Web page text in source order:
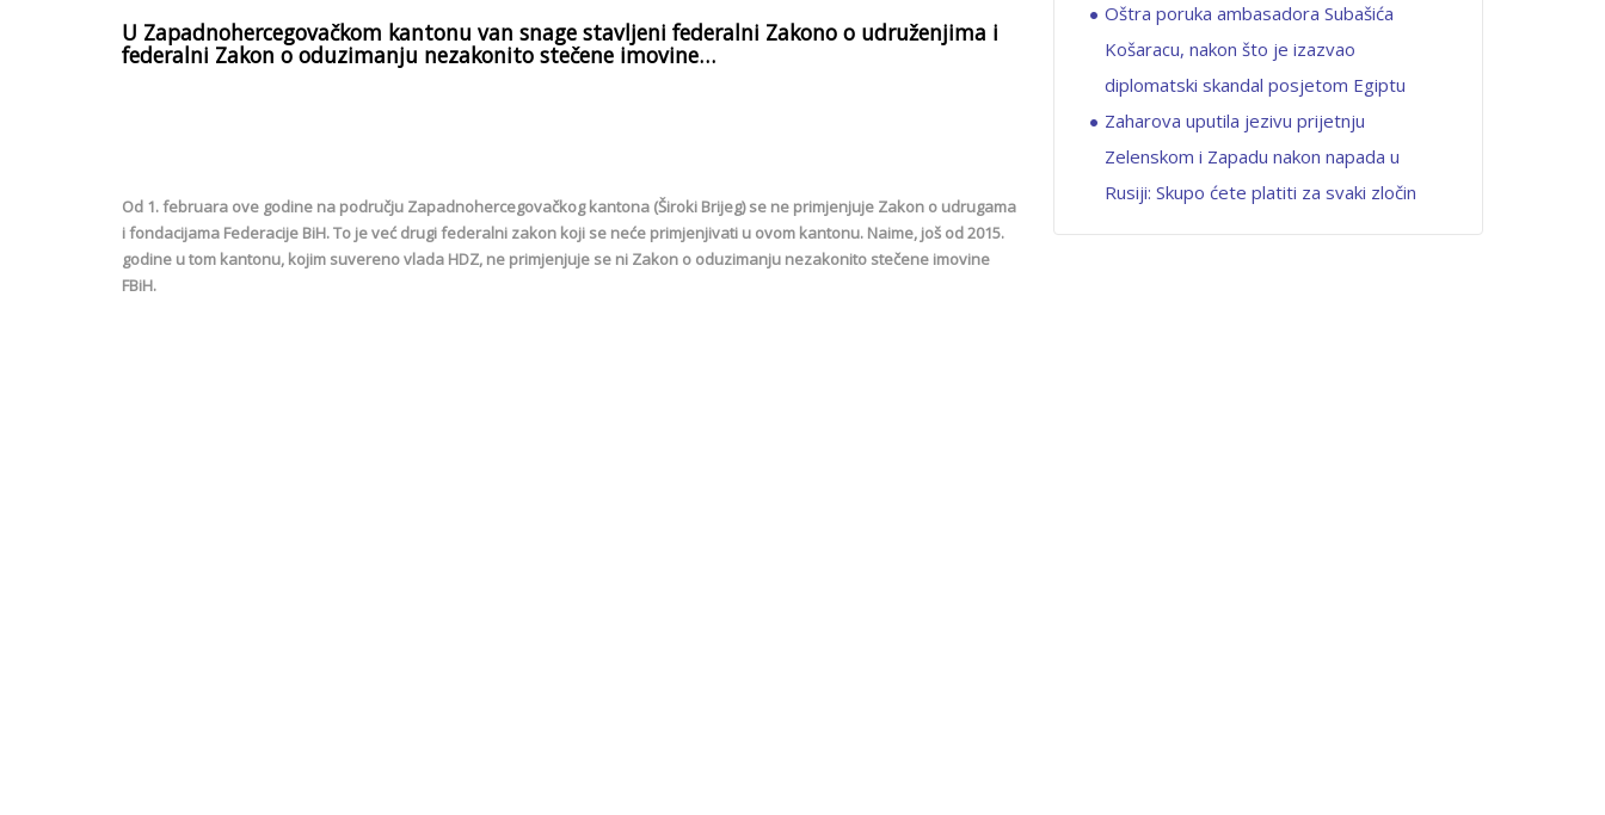
U Zapadnohercegovačkom kantonu van snage stavljeni federalni Zakono o udruženjima i
federalni Zakon o oduzimanju nezakonito stečene imovine…
Od 1. februara ove godine na području Zapadnohercegovačkog kantona (Široki Brijeg) se ne primjenjuje Zakon o udrugama
i fondacijama Federacije BiH. To je već drugi federalni zakon koji se neće primjenjivati u ovom kantonu. Naime, još od 2015.
godine u tom kantonu, kojim suvereno vlada HDZ, ne primjenjuje se ni Zakon o oduzimanju nezakonito stečene imovine
FBiH.
Oštra poruka ambasadora Subašića
Košaracu, nakon što je izazvao
diplomatski skandal posjetom Egiptu
Zaharova uputila jezivu prijetnju
Zelenskom i Zapadu nakon napada u
Rusiji: Skupo ćete platiti za svaki zločin